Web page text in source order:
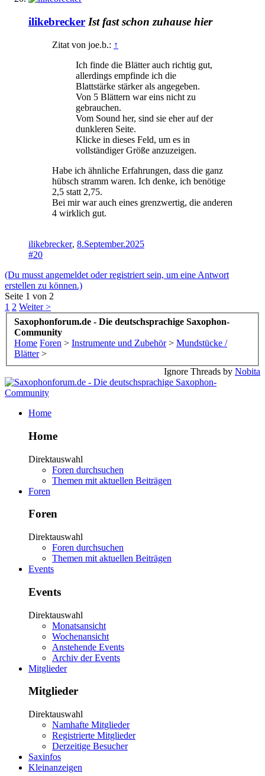
ilikebrecker Ist fast schon zuhause hier
Zitat von joe.b.: ↑
Ich finde die Blätter auch richtig gut,
allerdings empfinde ich die
Blattstärke stärker als angegeben.
Von 5 Blättern war eins nicht zu
gebrauchen.
Vom Sound her, sind sie eher auf der
dunkleren Seite.
Klicke in dieses Feld, um es in
vollständiger Größe anzuzeigen.
Habe ich ähnliche Erfahrungen, dass die ganz
hübsch stramm waren. Ich denke, ich benötige
2,5 statt 2,75.
Bei mir war auch eines grenzwertig, die anderen
4 wirklich gut.
ilikebrecker, 8.September.2025
#20
(Du musst angemeldet oder registriert sein, um eine Antwort
erstellen zu können.)
Seite 1 von 2
1 2 Weiter >
Saxophonforum.de - Die deutschsprachige Saxophon-
Community
Home Foren > Instrumente und Zubehör > Mundstücke /
Blätter >
Ignore Threads by Nobita
Home
Home
Direktauswahl
Foren durchsuchen
Themen mit aktuellen Beiträgen
Foren
Foren
Direktauswahl
Foren durchsuchen
Themen mit aktuellen Beiträgen
Events
Events
Direktauswahl
Monatsansicht
Wochenansicht
Anstehende Events
Archiv der Events
Mitglieder
Mitglieder
Direktauswahl
Namhafte Mitglieder
Registrierte Mitglieder
Derzeitige Besucher
Saxinfos
Kleinanzeigen